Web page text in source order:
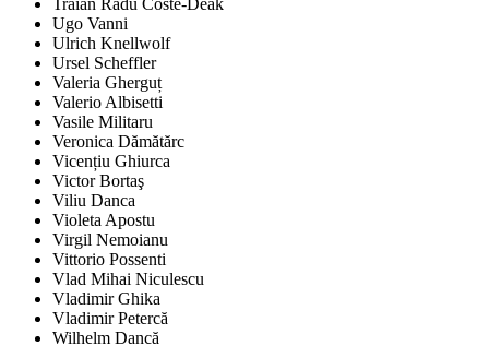
Traian Radu Coste-Deak
Ugo Vanni
Ulrich Knellwolf
Ursel Scheffler
Valeria Gherguț
Valerio Albisetti
Vasile Militaru
Veronica Dămătărc
Vicențiu Ghiurca
Victor Bortaş
Viliu Danca
Violeta Apostu
Virgil Nemoianu
Vittorio Possenti
Vlad Mihai Niculescu
Vladimir Ghika
Vladimir Petercă
Wilhelm Dancă